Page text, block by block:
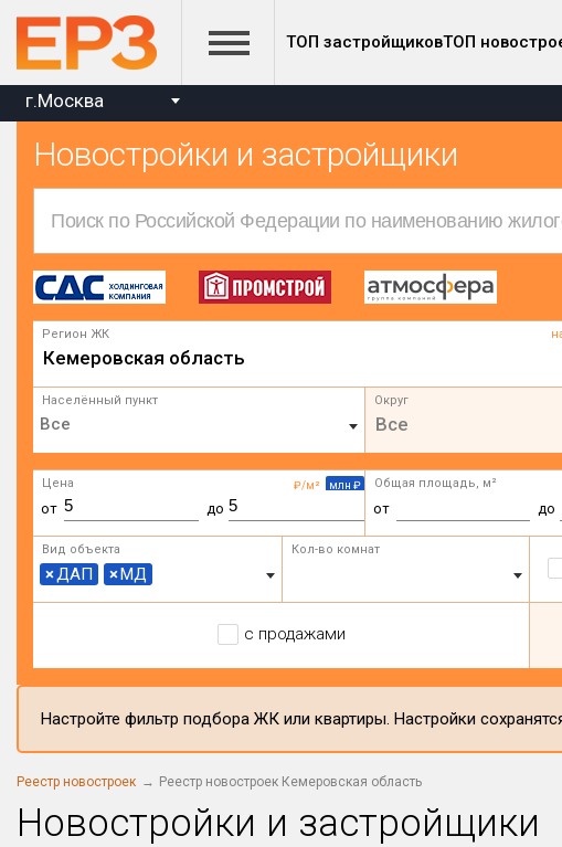
ТОП застройщиковТОП
г.Москва
Новостройки и застройщики
Регион ЖК
Кемеровская область
Населённый пункт Округ
Все
₽/м² млн ₽
Цена
от до
Общая площадь, м²
от до
Вид объекта
×ДАП ×МД
Кол-во комнат
с продажами
Настройте фильтр подбора ЖК или квартиры. Настройки
Реестр новостроек Реестр новостроек Кемеровская область
Новостройки и застройщики